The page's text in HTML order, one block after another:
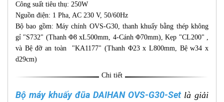
Công suất tiêu thụ: 250W
Nguồn điện: 1 Pha, AC 230 V, 50/60Hz
Bộ bao gồm: Máy chính OVS-G30, thanh khuấy bằng thép không
gỉ "S732" (Thanh Φ8 xL500mm, 4-Cánh Φ70mm), Kẹp "CL200" ,
và Bệ đỡ an toàn "KA1177" (Thanh Φ23 x L800mm, Bệ w34 x
d29cm)
Chi tiết
Bộ máy khuấy đũa DAIHAN OVS-G30-Set là giải